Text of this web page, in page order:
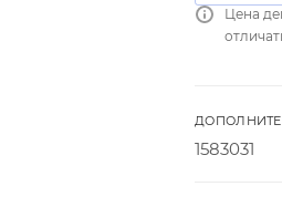
Цена
1583031